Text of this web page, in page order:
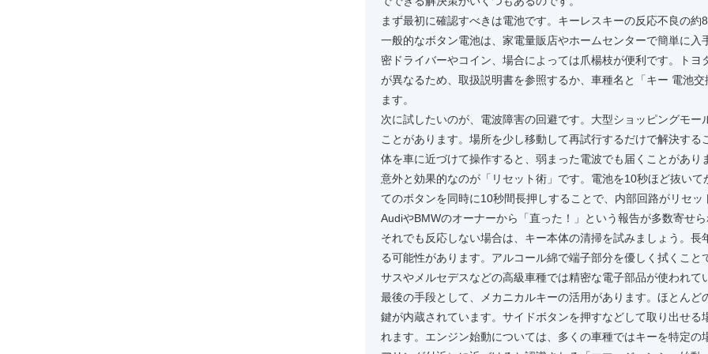
まず最初に確認すべきは電池です。キーレスキーの反応不良の
一般的なボタン電池は、家電量販店やホームセンターで簡単に
密ドライバーやコイン、場合によっては爪楊枝が便利です。ト
が異なるため、取扱説明書を参照するか、車種名と「キー 電池
ます。
次に試したいのが、電波障害の回避です。大型ショッピングモ
ことがあります。場所を少し移動して再試行するだけで解決す
体を車に近づけて操作すると、弱まった電波でも届くことがあり
意外と効果的なのが「リセット術」です。電池を10秒ほど抜い
てのボタンを同時に10秒間長押しすることで、内部回路がリセ
AudiやBMWのオーナーから「直った！」という報告が多数寄せ
それでも反応しない場合は、キー本体の清掃を試みましょう。
る可能性があります。アルコール綿で端子部分を優しく拭くこ
サスやメルセデスなどの高級車種では精密な電子部品が使われて
最後の手段として、メカニカルキーの活用があります。ほとん
鍵が内蔵されています。サイドボタンを押すなどして取り出せ
れます。エンジン始動については、多くの車種ではキーを特定